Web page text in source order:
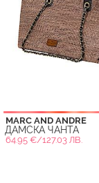
MARC AND ANDRE
ДАМСКА ЧАНТА
64.95 €/127.03 ЛВ.